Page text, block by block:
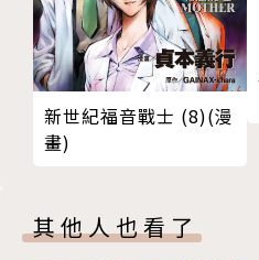
新世紀福音戰士 (8)(漫
畫)
其他人也看了